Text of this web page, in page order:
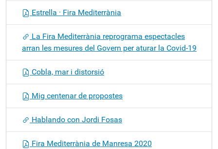
Estrella · Fira Mediterrània
La Fira Mediterrània reprograma espectacles
arran les mesures del Govern per aturar la Covid-19
Cobla, mar i distorsió
Mig centenar de propostes
Hablando con Jordi Fosas
Fira Mediterrània de Manresa 2020